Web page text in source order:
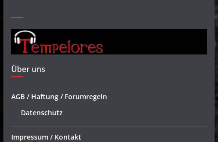
Über uns
AGB / Haftung / Forumregeln
Datenschutz
Impressum / Kontakt